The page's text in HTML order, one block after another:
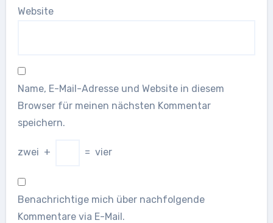
Website
Name, E-Mail-Adresse und Website in diesem
Browser für meinen nächsten Kommentar
speichern.
zwei + = vier
Benachrichtige mich über nachfolgende
Kommentare via E-Mail.